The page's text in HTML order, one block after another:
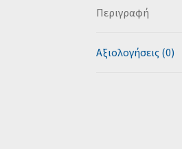
Περιγραφή
Αξιολογήσεις (0)